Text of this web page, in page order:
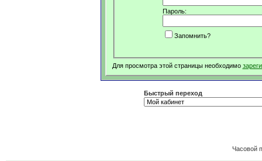
Пароль:
Запомнить?
Для просмотра этой страницы необходимо
Быстрый переход
Часовой